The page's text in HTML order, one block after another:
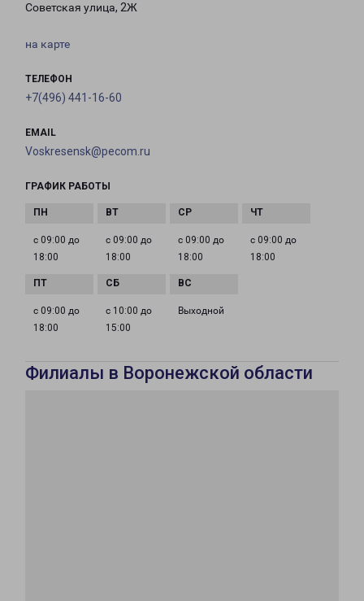
Советская улица, 2Ж
на карте
ТЕЛЕФОН
+7(496) 441-16-60
EMAIL
Voskresensk@pecom.ru
ГРАФИК РАБОТЫ
с 09:00 до
18:00
с 09:00 до
18:00
с 09:00 до
18:00
с 09:00 до
18:00
с 09:00 до
18:00
с 10:00 до
15:00
Выходной
Филиалы в Воронежской области